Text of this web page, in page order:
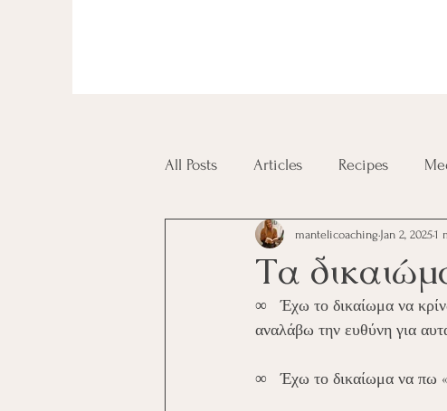
All Posts Articles Recipes
Diplomas and Certificates
Τα
mantelicoaching Jan 2, 20251
∞   Έχω το δικαίωμα να
αναλάβω την ευθύνη για
∞   Έχω το δικαίωμα να πω